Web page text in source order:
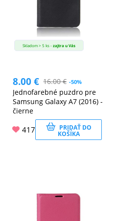
Skladom > 5 ks -zajtra u Vás
8.00€ 16.00€ -50%
Jednofarebné puzdro pre
Samsung Galaxy A7 (2016) -
čierne
417 PRIDAŤ DO
KOŠÍKA